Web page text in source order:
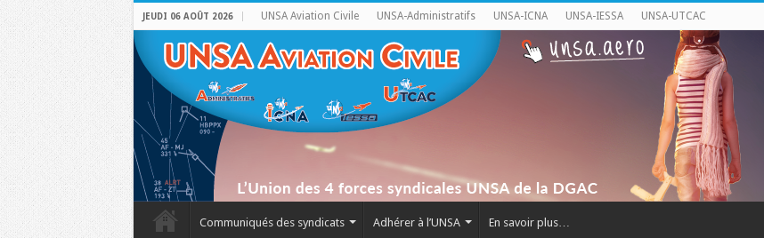
JEUDI 06 AOÛT 2026 UNSA Aviation Civile UNSA-Administratifs UNSA-ICNA UNSA-IESSA UNSA-UTCAC
Communiqués des syndicats Adhérer à l’UNSA En savoir plus…